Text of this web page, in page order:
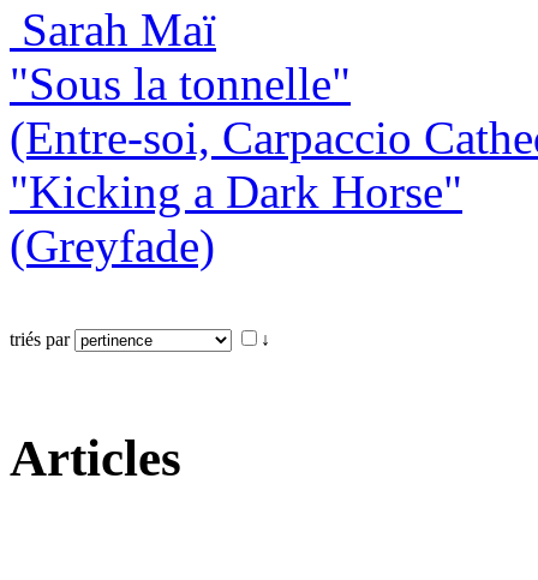
Sarah Maï
"Sous la tonnelle"
(Entre-soi, Carpaccio
"Kicking a Dark Horse"
(Greyfade)
triés par ↓
Articles